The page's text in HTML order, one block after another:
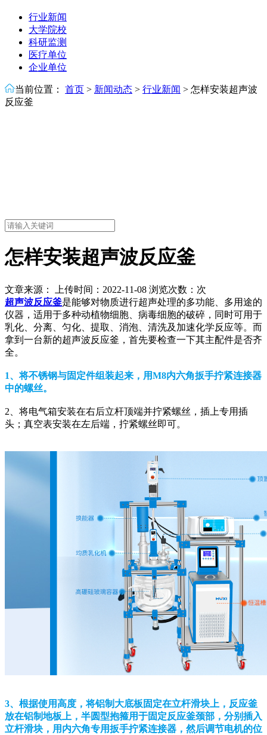
行业新闻
大学院校
科研监测
医疗单位
企业单位
当前位置： 首页 > 新闻动态 > 行业新闻 > 怎样安装超声波
反应釜
怎样安装超声波反应釜
文章来源： 上传时间：2022-11-08 浏览次数： 次
超声波反应釜是能够对物质进行超声处理的多功能、多用途的
仪器，适用于多种动植物细胞、病毒细胞的破碎，同时可用于
乳化、分离、匀化、提取、消泡、清洗及加速化学反应等。而
拿到一台新的超声波反应釜，首先要检查一下其主配件是否齐
全。
1、将不锈钢与固定件组装起来，用M8内六角扳手拧紧连接器
中的螺丝。
2、将电气箱安装在右后立杆顶端并拧紧螺丝，插上专用插
头；真空表安装在左后端，拧紧螺丝即可。
3、根据使用高度，将铝制大底板固定在立杆滑块上，反应釜
放在铝制地板上，半圆型抱箍用于固定反应釜颈部，分别插入
立杆滑块，用内六角专用扳手拧紧连接器，然后调节电机的位